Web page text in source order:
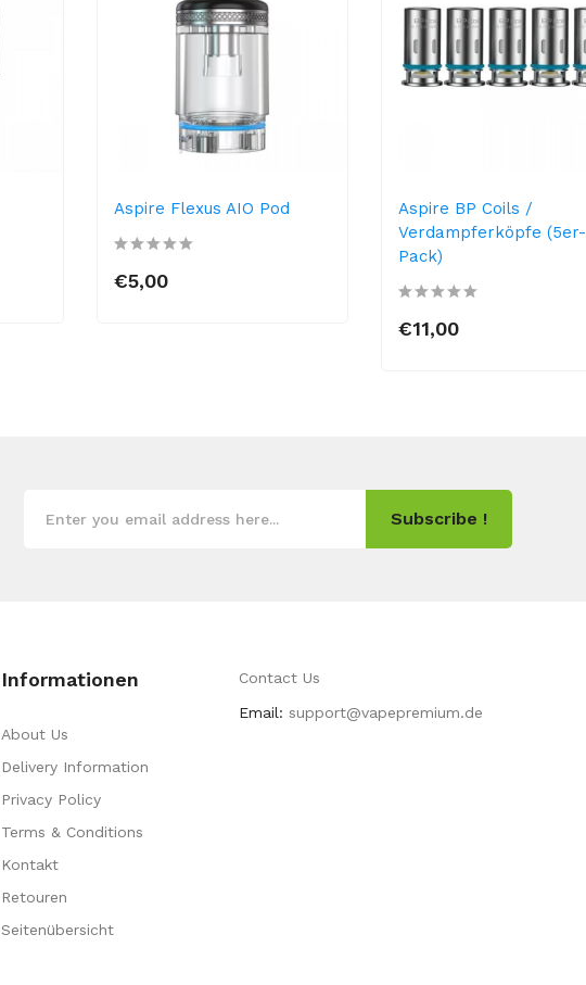
Aspire Flexus AIO Pod
€5,00
Aspire BP Coils /
Verdampferköpfe (5er-
Pack)
€11,00
Subscribe !
Informationen
About Us
Delivery Information
Privacy Policy
Terms & Conditions
Kontakt
Retouren
Seitenübersicht
Contact Us
Email: support@vapepremium.de